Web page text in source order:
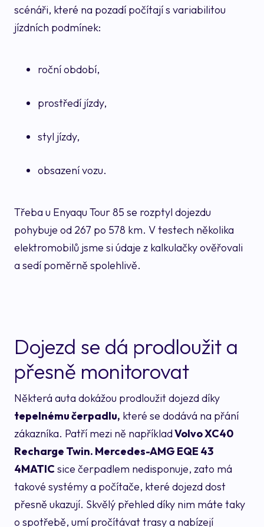
scénáři, které na pozadí počítají s variabilitou
jízdních podmínek:
roční období,
prostředí jízdy,
styl jízdy,
obsazení vozu.
Třeba u Enyaqu Tour 85 se rozptyl dojezdu
pohybuje od 267 po 578 km. V testech několika
elektromobilů jsme si údaje z kalkulačky ověřovali
a sedí poměrně spolehlivě.
Dojezd se dá prodloužit a
přesně monitorovat
Některá auta dokážou prodloužit dojezd díky
tepelnému čerpadlu, které se dodává na přání
zákazníka. Patří mezi ně napříkladVolvo XC40
Recharge Twin. Mercedes-AMG EQE 43
4MATICsice čerpadlem nedisponuje, zato má
takové systémy a počítače, které dojezd dost
přesně ukazují. Skvělý přehled díky nim máte taky
o spotřebě, umí pročítávat trasy a nabízejí